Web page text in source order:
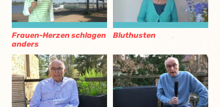
Frauen-Herzen schlagen
anders
Bluthusten